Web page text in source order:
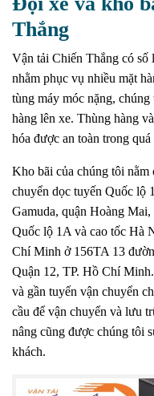
Thắng
Vận tải Chiến Thắng có
nhằm phục vụ nhiều mặt
tùng máy móc nặng,
hàng lên xe. Thùng hàng
hóa được an toàn trong
Kho bãi của chúng tôi nằm
chuyển dọc tuyến Quốc lộ
Gamuda, quận Hoàng
Quốc lộ 1A và cao tốc Hà
Chí Minh ở 156TA 13
Quận 12, TP. Hồ Chí
và gần tuyến vận chuyển
cầu để vận chuyển và lưu
nâng cũng được chúng tôi
khách.